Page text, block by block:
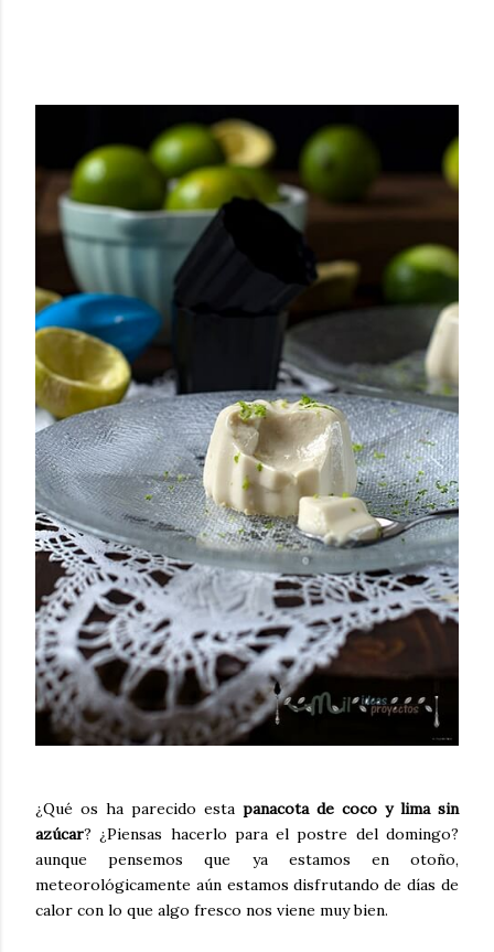
¿Qué os ha parecido esta panacota de coco y lima sin
azúcar? ¿Piensas hacerlo para el postre del domingo?
aunque pensemos que ya estamos en otoño,
meteorológicamente aún estamos disfrutando de días de
calor con lo que algo fresco nos viene muy bien.